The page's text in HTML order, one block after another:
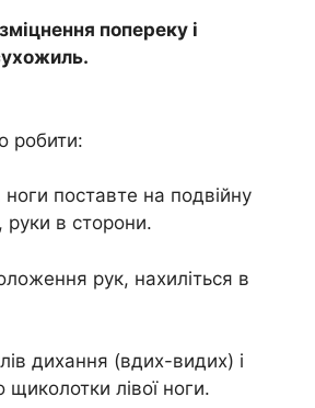
попереку і
робити:
поставте на подвійну
в сторони.
рук, нахиліться в
дихання (вдих-видих) і
щиколотки лівої ноги.